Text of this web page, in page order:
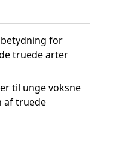
for
truede arter
til unge voksne
af truede